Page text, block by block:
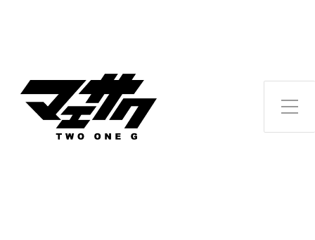
Toggle Side Menu